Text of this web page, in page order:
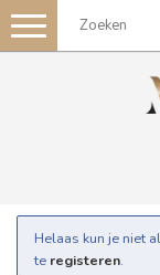
Toggle
navigation
Helaas kun je niet
te registeren.